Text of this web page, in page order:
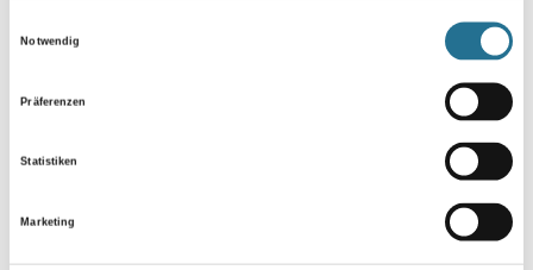
Notwendig
Präferenzen
Statistiken
Marketing
PRODUKTEIGENSCHAFTEN